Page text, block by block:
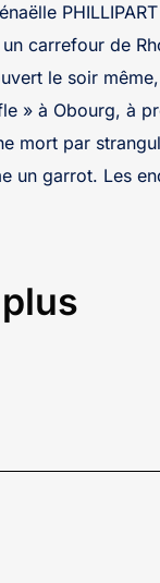
carrefour de
le soir
» à Obourg, à
mort par
un garrot. Les